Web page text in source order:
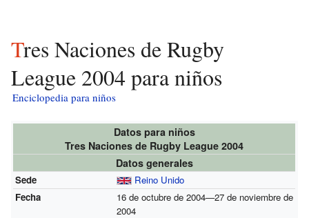
Tres Naciones de Rugby
League 2004 para niños
Enciclopedia para niños
Datos para niños
Tres Naciones de Rugby League 2004
Datos generales
Sede
Reino Unido
Fecha
16 de octubre de 2004—27 de noviembre de
2004